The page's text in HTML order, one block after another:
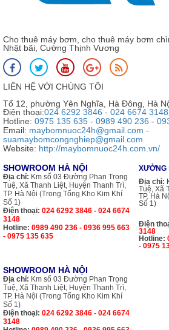
Cho thuê máy bơm, cho thuê máy bơm
Nhật bãi, Cường Thịnh Vương
LIÊN HỆ VỚI CHÚNG TÔI
Tổ 12, phường Yên Nghĩa, Hà Đông, Hà
Điện thoại:024 6292 3846 - 024 6674 3148
Hotline: 0975 135 635 - 0989 490 236 -
Email: maybomnuoc24h@gmail.com -
suamaybomcongnghiep@gmail.com
Website: http://maybomnuoc24h.com.vn/
SHOWROOM HÀ NỘI
Địa chỉ: Km số 03 Đường Phan Trọng
Tuệ, Xã Thanh Liệt, Huyện Thanh Trì,
TP. Hà Nội (Trong Tổng Kho Kim Khí
Số 1)
Điện thoại: 024 6292 3846 - 024 6674
3148
Hotline: 0989 490 236 - 0936 995 663
- 0975 135 635
XƯỞNG
Địa chỉ:
Tuệ, Xã
TP. Hà
Số 1)
Điện
3148
Hotline:
- 0975
SHOWROOM HÀ NỘI
Địa chỉ: Km số 03 Đường Phan Trọng
Tuệ, Xã Thanh Liệt, Huyện Thanh Trì,
TP. Hà Nội (Trong Tổng Kho Kim Khí
Số 1)
Điện thoại: 024 6292 3846 - 024 6674
3148